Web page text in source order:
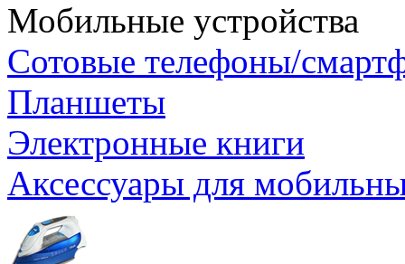
Мобильные устройства
Сотовые телефоны/
Планшеты
Электронные книги
Аксессуары для